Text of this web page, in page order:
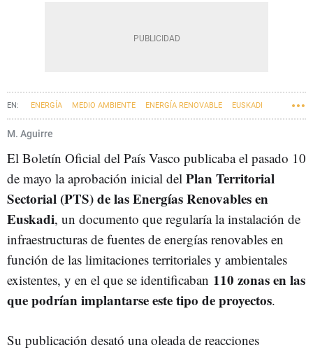
ENERGÍA MEDIO AMBIENTE ENERGÍA RENOVABLE EUSKADI
M. Aguirre
El Boletín Oficial del País Vasco publicaba el pasado 10
de mayo la aprobación inicial del Plan Territorial
Sectorial (PTS) de las Energías Renovables en
Euskadi, un documento que regularía la instalación de
infraestructuras de fuentes de energías renovables en
función de las limitaciones territoriales y ambientales
existentes, y en el que se identificaban 110 zonas en las
que podrían implantarse este tipo de proyectos.
Su publicación desató una oleada de reacciones